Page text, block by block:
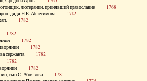
лютеранин, принявший православие 1768
дядя Н.Е. Аблесимова 1782
кап. 1782
1782
1782
дворянин 1782
сержанта 1782
1782
дворянин 1782
сын С. Аблязова 1781